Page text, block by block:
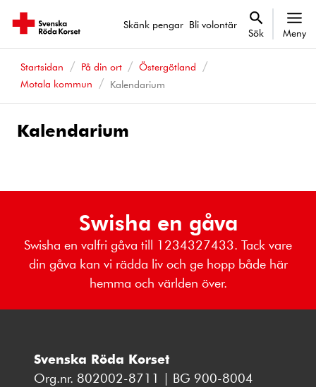
Skänk pengar Bli volontär
Sök Meny
Startsidan På din ort
Östergötland
Motala kommun
Kalendarium
Kalendarium
Swisha en gåva
Swisha en valfri gåva till 1234327433. Tack vare
din gåva kan vi rädda liv och ge hopp både här
hemma och världen över.
Svenska Röda Korset
Org.nr. 802002-8711 | BG 900-8004